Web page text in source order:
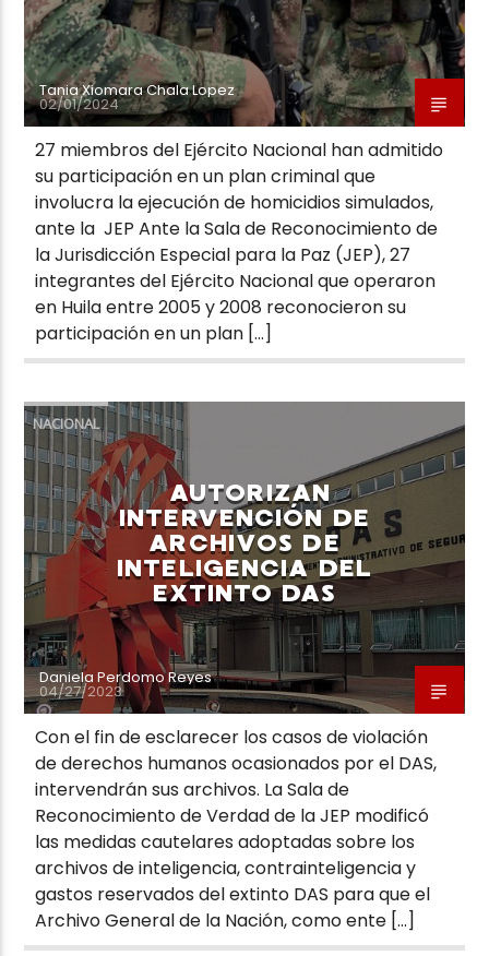
Tania Xiomara Chala Lopez
02/01/2024
27 miembros del Ejército Nacional han admitido
su participación en un plan criminal que
involucra la ejecución de homicidios simulados,
ante la JEP Ante la Sala de Reconocimiento de
la Jurisdicción Especial para la Paz (JEP), 27
integrantes del Ejército Nacional que operaron
en Huila entre 2005 y 2008 reconocieron su
participación en un plan […]
NACIONAL
AUTORIZAN
INTERVENCIÓN DE
ARCHIVOS DE
INTELIGENCIA DEL
EXTINTO DAS
Daniela Perdomo Reyes
04/27/2023
Con el fin de esclarecer los casos de violación
de derechos humanos ocasionados por el DAS,
intervendrán sus archivos. La Sala de
Reconocimiento de Verdad de la JEP modificó
las medidas cautelares adoptadas sobre los
archivos de inteligencia, contrainteligencia y
gastos reservados del extinto DAS para que el
Archivo General de la Nación, como ente […]